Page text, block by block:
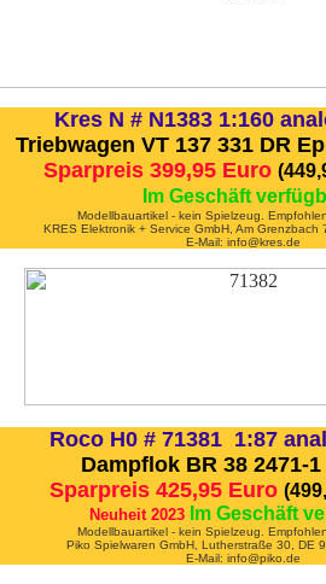
Kres N # N1383 1:160
Triebwagen VT 137 331 DR
Sparpreis 399,95 Euro
Im Geschäft
Modellbauartikel - kein Spielzeug.
KRES Elektronik + Service GmbH, Am Grenzbach
E-Mail: info@kres.de
Roco H0 # 71381 1:87
Dampflok BR 38 2471-1
Sparpreis 425,95 Euro
Neuheit 2023 Im Geschäft
Modellbauartikel - kein Spielzeug.
Piko Spielwaren GmbH, Lutherstraße 30, DE
E-Mail: info@piko.de